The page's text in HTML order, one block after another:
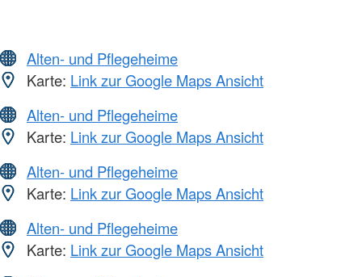
Alten- und Pflegeheime
Karte: Link zur Google Maps Ansicht
Alten- und Pflegeheime
Karte: Link zur Google Maps Ansicht
Alten- und Pflegeheime
Karte: Link zur Google Maps Ansicht
Alten- und Pflegeheime
Karte: Link zur Google Maps Ansicht